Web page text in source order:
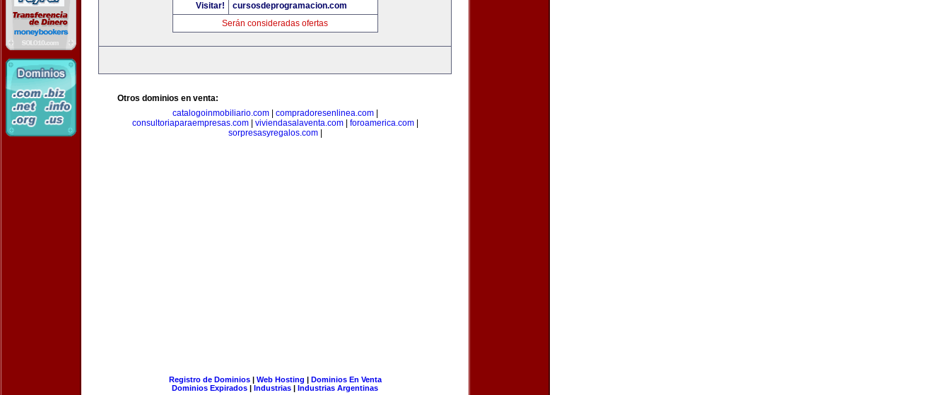
Visitar!
cursosdeprogramacion.com
Serán consideradas ofertas
Otros dominios en venta:
catalogoinmobiliario.com| compradoresenlinea.com|
consultoriaparaempresas.com| viviendasalaventa.com| foroamerica.com|
sorpresasyregalos.com|
Registro de Dominios| Web Hosting | Dominios En Venta
Dominios Expirados | Industrias | Industrias Argentinas